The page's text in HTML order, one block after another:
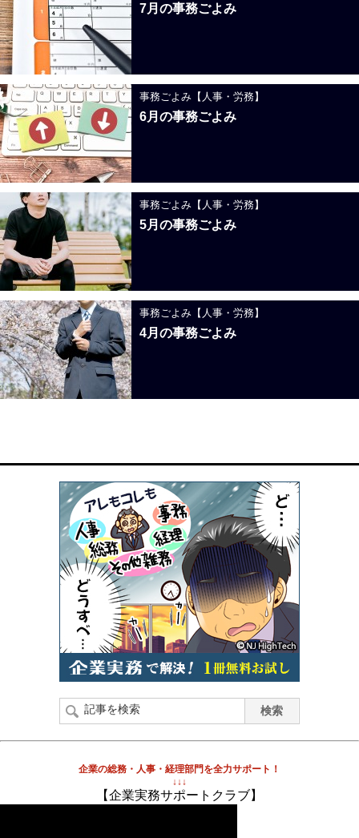
7月の事務ごよみ
事務ごよみ【人事・労務】
6月の事務ごよみ
事務ごよみ【人事・労務】
5月の事務ごよみ
事務ごよみ【人事・労務】
4月の事務ごよみ
企業の総務・人事・経理部門を全力サポート！
↓↓↓
【企業実務サポートクラブ】